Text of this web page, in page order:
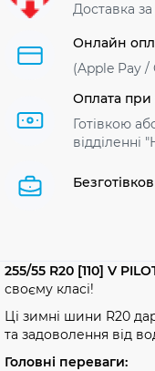
Доставка
Онлайн
(Apple Pay /
Оплата при
Готівкою
відділенні
255/55 R20 [110] V
своєму класі!
Ці зимні шини R20
та задоволення від
Головні переваги: